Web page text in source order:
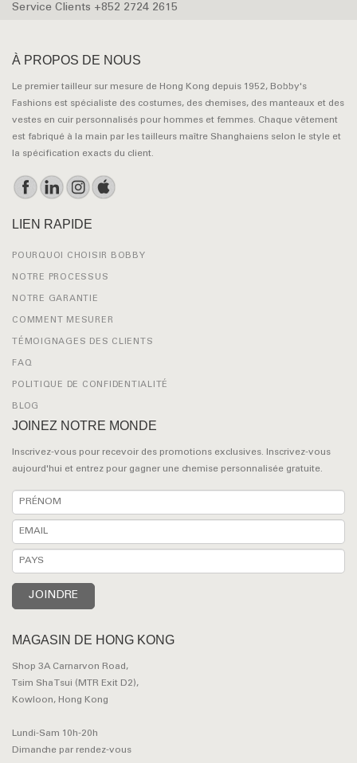
Service Clients +852 2724 2615
À PROPOS DE NOUS
Le premier tailleur sur mesure de Hong Kong depuis 1952, Bobby's
Fashions est spécialiste des costumes, des chemises, des manteaux et des
vestes en cuir personnalisés pour hommes et femmes. Chaque vêtement
est fabriqué à la main par les tailleurs maître Shanghaiens selon le style et
la spécification exacts du client.
LIEN RAPIDE
POURQUOI CHOISIR BOBBY
NOTRE PROCESSUS
NOTRE GARANTIE
COMMENT MESURER
TÉMOIGNAGES DES CLIENTS
FAQ
POLITIQUE DE CONFIDENTIALITÉ
BLOG
JOINEZ NOTRE MONDE
Inscrivez-vous pour recevoir des promotions exclusives. Inscrivez-vous
aujourd'hui et entrez pour gagner une chemise personnalisée gratuite.
MAGASIN DE HONG KONG
Shop 3A Carnarvon Road,
Tsim Sha Tsui (MTR Exit D2),
Kowloon, Hong Kong
Lundi-Sam 10h-20h
Dimanche par rendez-vous